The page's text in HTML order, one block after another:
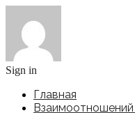
Sign in
Главная